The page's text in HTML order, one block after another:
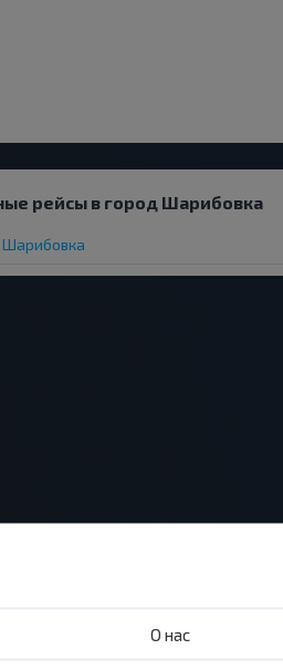
рейсы в город Шарибовка
О нас